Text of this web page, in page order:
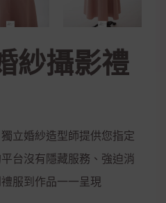
紗攝影禮
立婚紗造型師提供您指定
台沒有隱藏服務、強迫消
服到作品一一呈現